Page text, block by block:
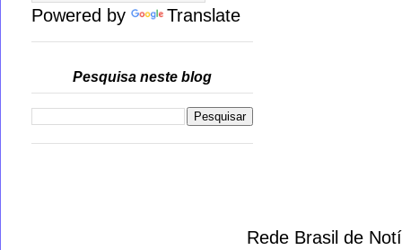
Powered by Translate
Pesquisa neste blog
Rede Brasil de